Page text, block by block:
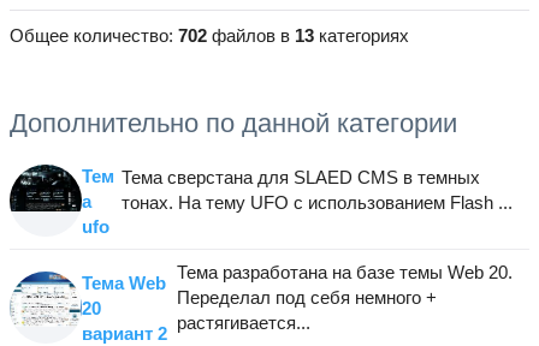
Общее количество: 702 файлов в 13 категориях
Дополнительно по данной категории
Тем
а
ufo
Тема сверстана для SLAED CMS в темных
тонах. На тему UFO с использованием Flash ...
Тема Web
20
вариант 2
Тема разработана на базе темы Web 20.
Переделал под себя немного +
растягивается...